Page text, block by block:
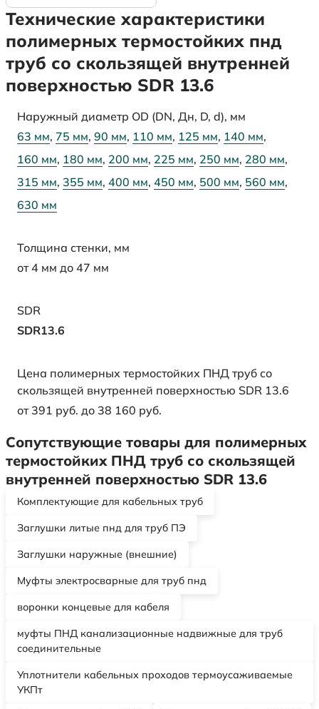
Технические характеристики
полимерных термостойких пнд
труб со скользящей внутренней
поверхностью SDR 13.6
Наружный диаметр OD (DN, Дн, D, d), мм
63 мм, 75 мм, 90 мм, 110 мм, 125 мм, 140 мм,
160 мм, 180 мм, 200 мм, 225 мм, 250 мм, 280 мм,
315 мм, 355 мм, 400 мм, 450 мм, 500 мм, 560 мм,
630 мм
Толщина стенки, мм
от 4 мм до 47 мм
SDR
SDR13.6
Цена полимерных термостойких ПНД труб со
скользящей внутренней поверхностью SDR 13.6
от 391 руб. до 38 160 руб.
Сопутствующие товары для полимерных
термостойких ПНД труб со скользящей
внутренней поверхностью SDR 13.6
Комплектующие для кабельных труб
Заглушки литые пнд для труб ПЭ
Заглушки наружные (внешние)
Муфты электросварные для труб пнд
воронки концевые для кабеля
муфты ПНД канализационные надвижные для труб
соединительные
Уплотнители кабельных проходов термоусаживаемые
УКПт